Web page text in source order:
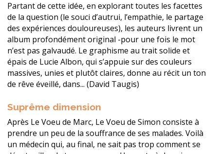
Partant de cette idée, en explorant toutes les facettes
de la question (le souci d’autrui, l’empathie, le partage
des expériences douloureuses), les auteurs livrent un
album profondément original -pour une fois le mot
n’est pas galvaudé. Le graphisme au trait solide et
épais de Lucie Albon, qui s’appuie sur des couleurs
massives, unies et plutôt claires, donne au récit un ton
de rêve éveillé, dans... (David Taugis)
Suprême dimension
Après Le Voeu de Marc, Le Voeu de Simon consiste à
prendre un peu de la souffrance de ses malades. Voilà
un médecin qui, au final, ne sait pas trop comment se